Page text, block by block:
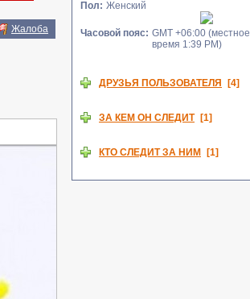
Жалоба
Пол: Женский
Часовой пояс: GMT +06:00 (местное
время 1:39 PM)
ДРУЗЬЯ ПОЛЬЗОВАТЕЛЯ
[4]
Мила-Сирена
ЗА КЕМ ОН СЛЕДИТ
[1]
КТО СЛЕДИТ ЗА НИМ
[1]